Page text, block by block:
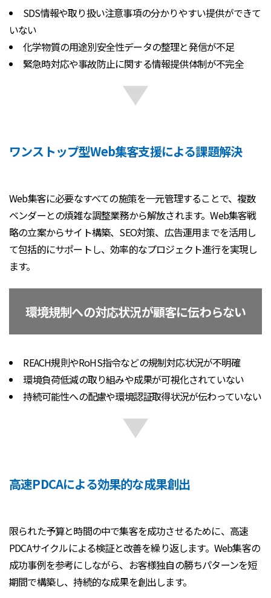
SDS情報や取り扱い注意事項の分かりやすい提供ができて
いない
化学物質の用途別安全性データの整理と発信が不足
緊急時対応や事故防止に関する情報提供体制が不完全
ワンストップ型Web集客支援による課題解決
Web集客に必要なすべての施策を一元管理することで、複数
ベンダーとの煩雑な調整業務から解放されます。Web集客戦
略の立案からサイト構築、SEO対策、広告運用までを活用し
て包括的にサポートし、効率的なプロジェクト進行を実現し
ます。
環境規制への対応状況が顧客に伝わらない
REACH規則やRoHS指令などの規制対応状況が不明確
環境負荷低減の取り組みや成果が可視化されていない
持続可能性への配慮や環境認証取得状況が伝わっていない
高速PDCAによる効果的な成果創出
限られた予算と時間の中で集客を成功させるために、高速
PDCAサイクルによる検証と改善を繰り返します。Web集客の
成功事例を参考にしながら、お客様独自の勝ちパターンを短
期間で構築し、持続的な成果を創出します。